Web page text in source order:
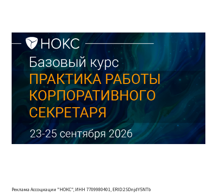
Реклама Ассоциации "НОКС", ИНН 7709980401, ERID:2SDnjdY5NTb